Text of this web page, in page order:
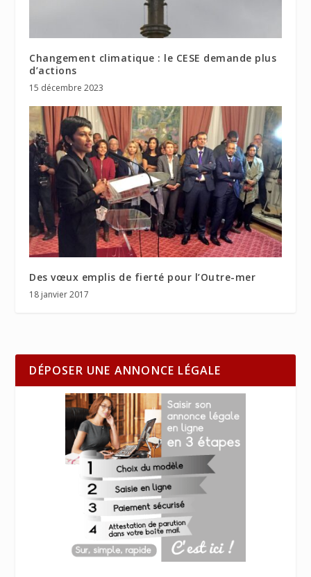
Changement climatique : le CESE demande plus
d’actions
15 décembre 2023
Des vœux emplis de fierté pour l’Outre-mer
18 janvier 2017
DÉPOSER UNE ANNONCE LÉGALE